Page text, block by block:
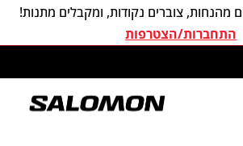
מהנחות, צוברים נקודות, ומקבלים מתנות!
התחברות/הצטרפות